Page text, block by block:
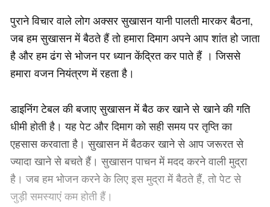
पुराने विचार वाले लोग अक्सर सुखासन यानी पालती मारकर बैठना,
जब हम सुखासन में बैठते हैं तो हमारा दिमाग अपने आप शांत हो जाता
है और हम ढंग से भोजन पर ध्यान केंद्रित कर पाते हैं । जिससे
हमारा वजन नियंत्रण में रहता है।
डाइनिंग टेबल की बजाए सुखासन में बैठ कर खाने से खाने की गति
धीमी होती है। यह पेट और दिमाग को सही समय पर तृप्ति का
एहसास करवाता है। सुखासन में बैठकर खाने से आप जरूरत से
ज्यादा खाने से बचते हैं। सुखासन पाचन में मदद करने वाली मुद्रा
है। जब हम भोजन करने के लिए इस मुद्रा में बैठते हैं, तो पेट से
जुड़ी समस्याएं कम होती हैं।